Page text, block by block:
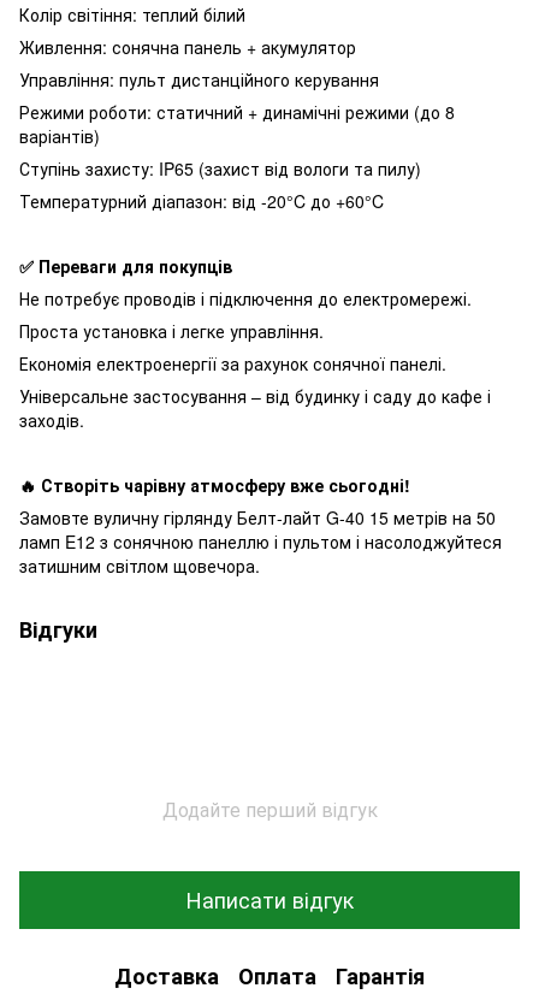
Колір світіння: теплий білий
Живлення: сонячна панель + акумулятор
Управління: пульт дистанційного керування
Режими роботи: статичний + динамічні режими (до 8
варіантів)
Ступінь захисту: IP65 (захист від вологи та пилу)
Температурний діапазон: від -20°C до +60°C
✅ Переваги для покупців
Не потребує проводів і підключення до електромережі.
Проста установка і легке управління.
Економія електроенергії за рахунок сонячної панелі.
Універсальне застосування – від будинку і саду до кафе і
заходів.
🔥 Створіть чарівну атмосферу вже сьогодні!
Замовте вуличну гірлянду Белт-лайт G-40 15 метрів на 50
ламп E12 з сонячною панеллю і пультом і насолоджуйтеся
затишним світлом щовечора.
Відгуки
Додайте перший відгук
Написати відгук
Доставка Оплата Гарантія